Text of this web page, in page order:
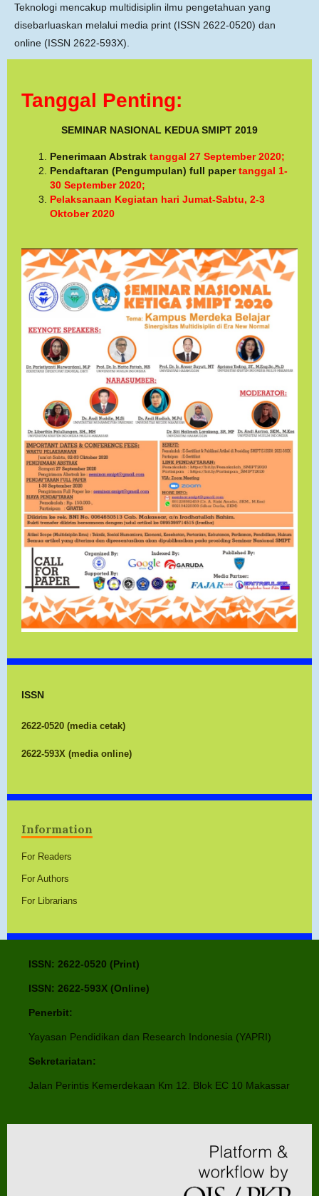
Teknologi mencakup multidisiplin ilmu pengetahuan yang
disebarluaskan melalui media print (ISSN 2622-0520) dan
online (ISSN 2622-593X).
Tanggal Penting:
SEMINAR NASIONAL KEDUA SMIPT 2019
Penerimaan Abstrak tanggal 27 September 2020;
Pendaftaran (Pengumpulan) full papertanggal 1-
30 September 2020;
Pelaksanaan Kegiatan hari Jumat-Sabtu, 2-3
Oktober 2020
ISSN
2622-0520 (media cetak)
2622-593X (media online)
Information
For Readers
For Authors
For Librarians
ISSN: 2622-0520 (Print)
ISSN: 2622-593X (Online)
Penerbit:
Yayasan Pendidikan dan Research Indonesia (YAPRI)
Sekretariatan:
Jalan Perintis Kemerdekaan Km 12. Blok EC 10 Makassar